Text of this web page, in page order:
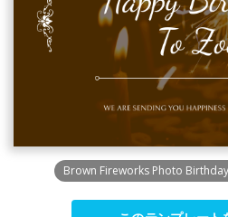
Brown Fireworks Photo